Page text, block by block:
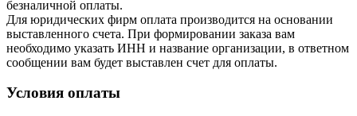
безналичной оплаты.
Для юридических фирм оплата производится на основании
выставленного счета. При формировании заказа вам
необходимо указать ИНН и название организации, в ответном
сообщении вам будет выставлен счет для оплаты.
Условия оплаты